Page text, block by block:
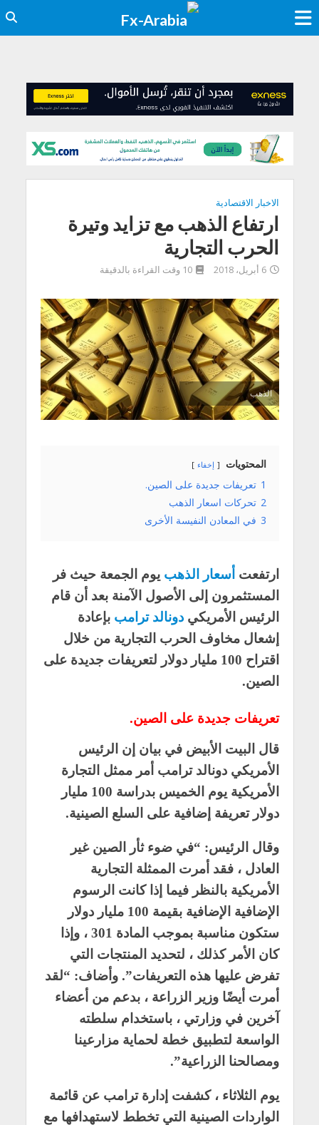
الاخبار الاقتصادية
ارتفاع الذهب مع تزايد وتيرة
الحرب التجارية
6 أبريل، 2018 10 وقت القراءة بالدقيقة
الذهب
المحتويات إخفاء
1 تعريفات جديدة على الصين.
2 تحركات اسعار الذهب
3 في المعادن النفيسة الأخرى
ارتفعت أسعار الذهب يوم الجمعة حيث فر
المستثمرون إلى الأصول الآمنة بعد أن قام
الرئيس الأمريكيدونالد ترامب بإعادة
إشعال مخاوف الحرب التجارية من خلال
اقتراح 100 مليار دولار لتعريفات جديدة على
الصين.
تعريفات جديدة على الصين.
قال البيت الأبيض في بيان إن الرئيس
الأمريكي دونالد ترامب أمر ممثل التجارة
الأمريكية يوم الخميس بدراسة 100 مليار
دولار تعريفة إضافية على السلع الصينية.
وقال الرئيس: “في ضوء ثأر الصين غير
العادل ، فقد أمرت الممثلة التجارية
الأمريكية بالنظر فيما إذا كانت الرسوم
الإضافية الإضافية بقيمة 100 مليار دولار
ستكون مناسبة بموجب المادة 301 ، وإذا
كان الأمر كذلك ، لتحديد المنتجات التي
تفرض عليها هذه التعريفات”. وأضاف: “لقد
أمرت أيضًا وزير الزراعة ، بدعم من أعضاء
آخرين في وزارتي ، باستخدام سلطته
الواسعة لتطبيق خطة لحماية مزارعينا
ومصالحنا الزراعية”.
يوم الثلاثاء ، كشفت إدارة ترامب عن قائمة
الواردات الصينية التي تخطط لاستهدافها مع